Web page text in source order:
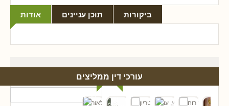
אודות תוכן עניינים ביקורות
עורכי דין ממליצים